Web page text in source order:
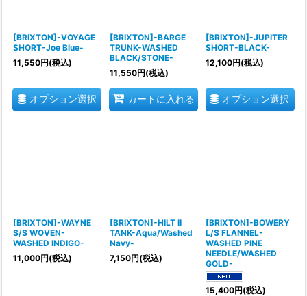
[BRIXTON]-VOYAGE
SHORT-Joe Blue-
11,550円(税込)
オプション選択
[BRIXTON]-BARGE
TRUNK-WASHED
BLACK/STONE-
11,550円(税込)
カートに入れる
[BRIXTON]-JUPITER
SHORT-BLACK-
12,100円(税込)
オプション選択
[BRIXTON]-WAYNE
S/S WOVEN-
WASHED INDIGO-
11,000円(税込)
[BRIXTON]-HILT II
TANK-Aqua/Washed
Navy-
7,150円(税込)
[BRIXTON]-BOWERY
L/S FLANNEL-
WASHED PINE
NEEDLE/WASHED
GOLD-
15,400円(税込)